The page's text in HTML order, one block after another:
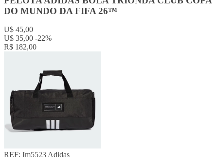
DO MUNDO DA FIFA 26™
U$ 45,00
U$ 35,00 -22%
R$ 182,00
REF: Im5523 Adidas